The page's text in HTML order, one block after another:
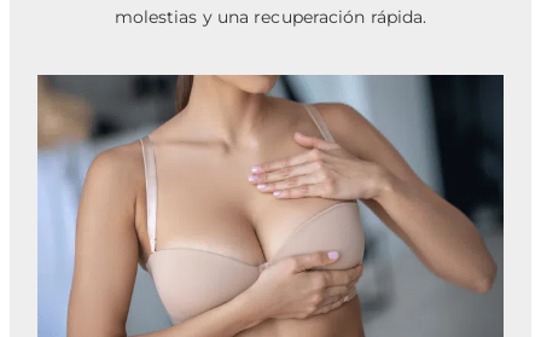
molestias y una recuperación rápida.